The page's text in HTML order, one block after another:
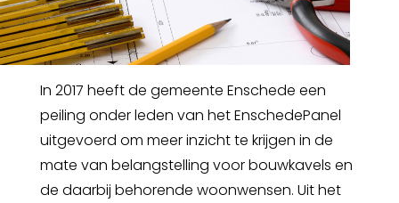
In 2017 heeft de gemeente Enschede een
peiling onder leden van het EnschedePanel
uitgevoerd om meer inzicht te krijgen in de
mate van belangstelling voor bouwkavels en
de daarbij behorende woonwensen. Uit het